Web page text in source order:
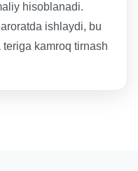
hisoblanadi.
ishlaydi, bu
kamroq tirnash